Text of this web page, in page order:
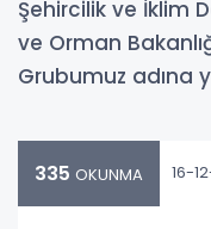
Şehircilik ve İklim
ve Orman
Grubumuz adına
335 OKUNMA 16-